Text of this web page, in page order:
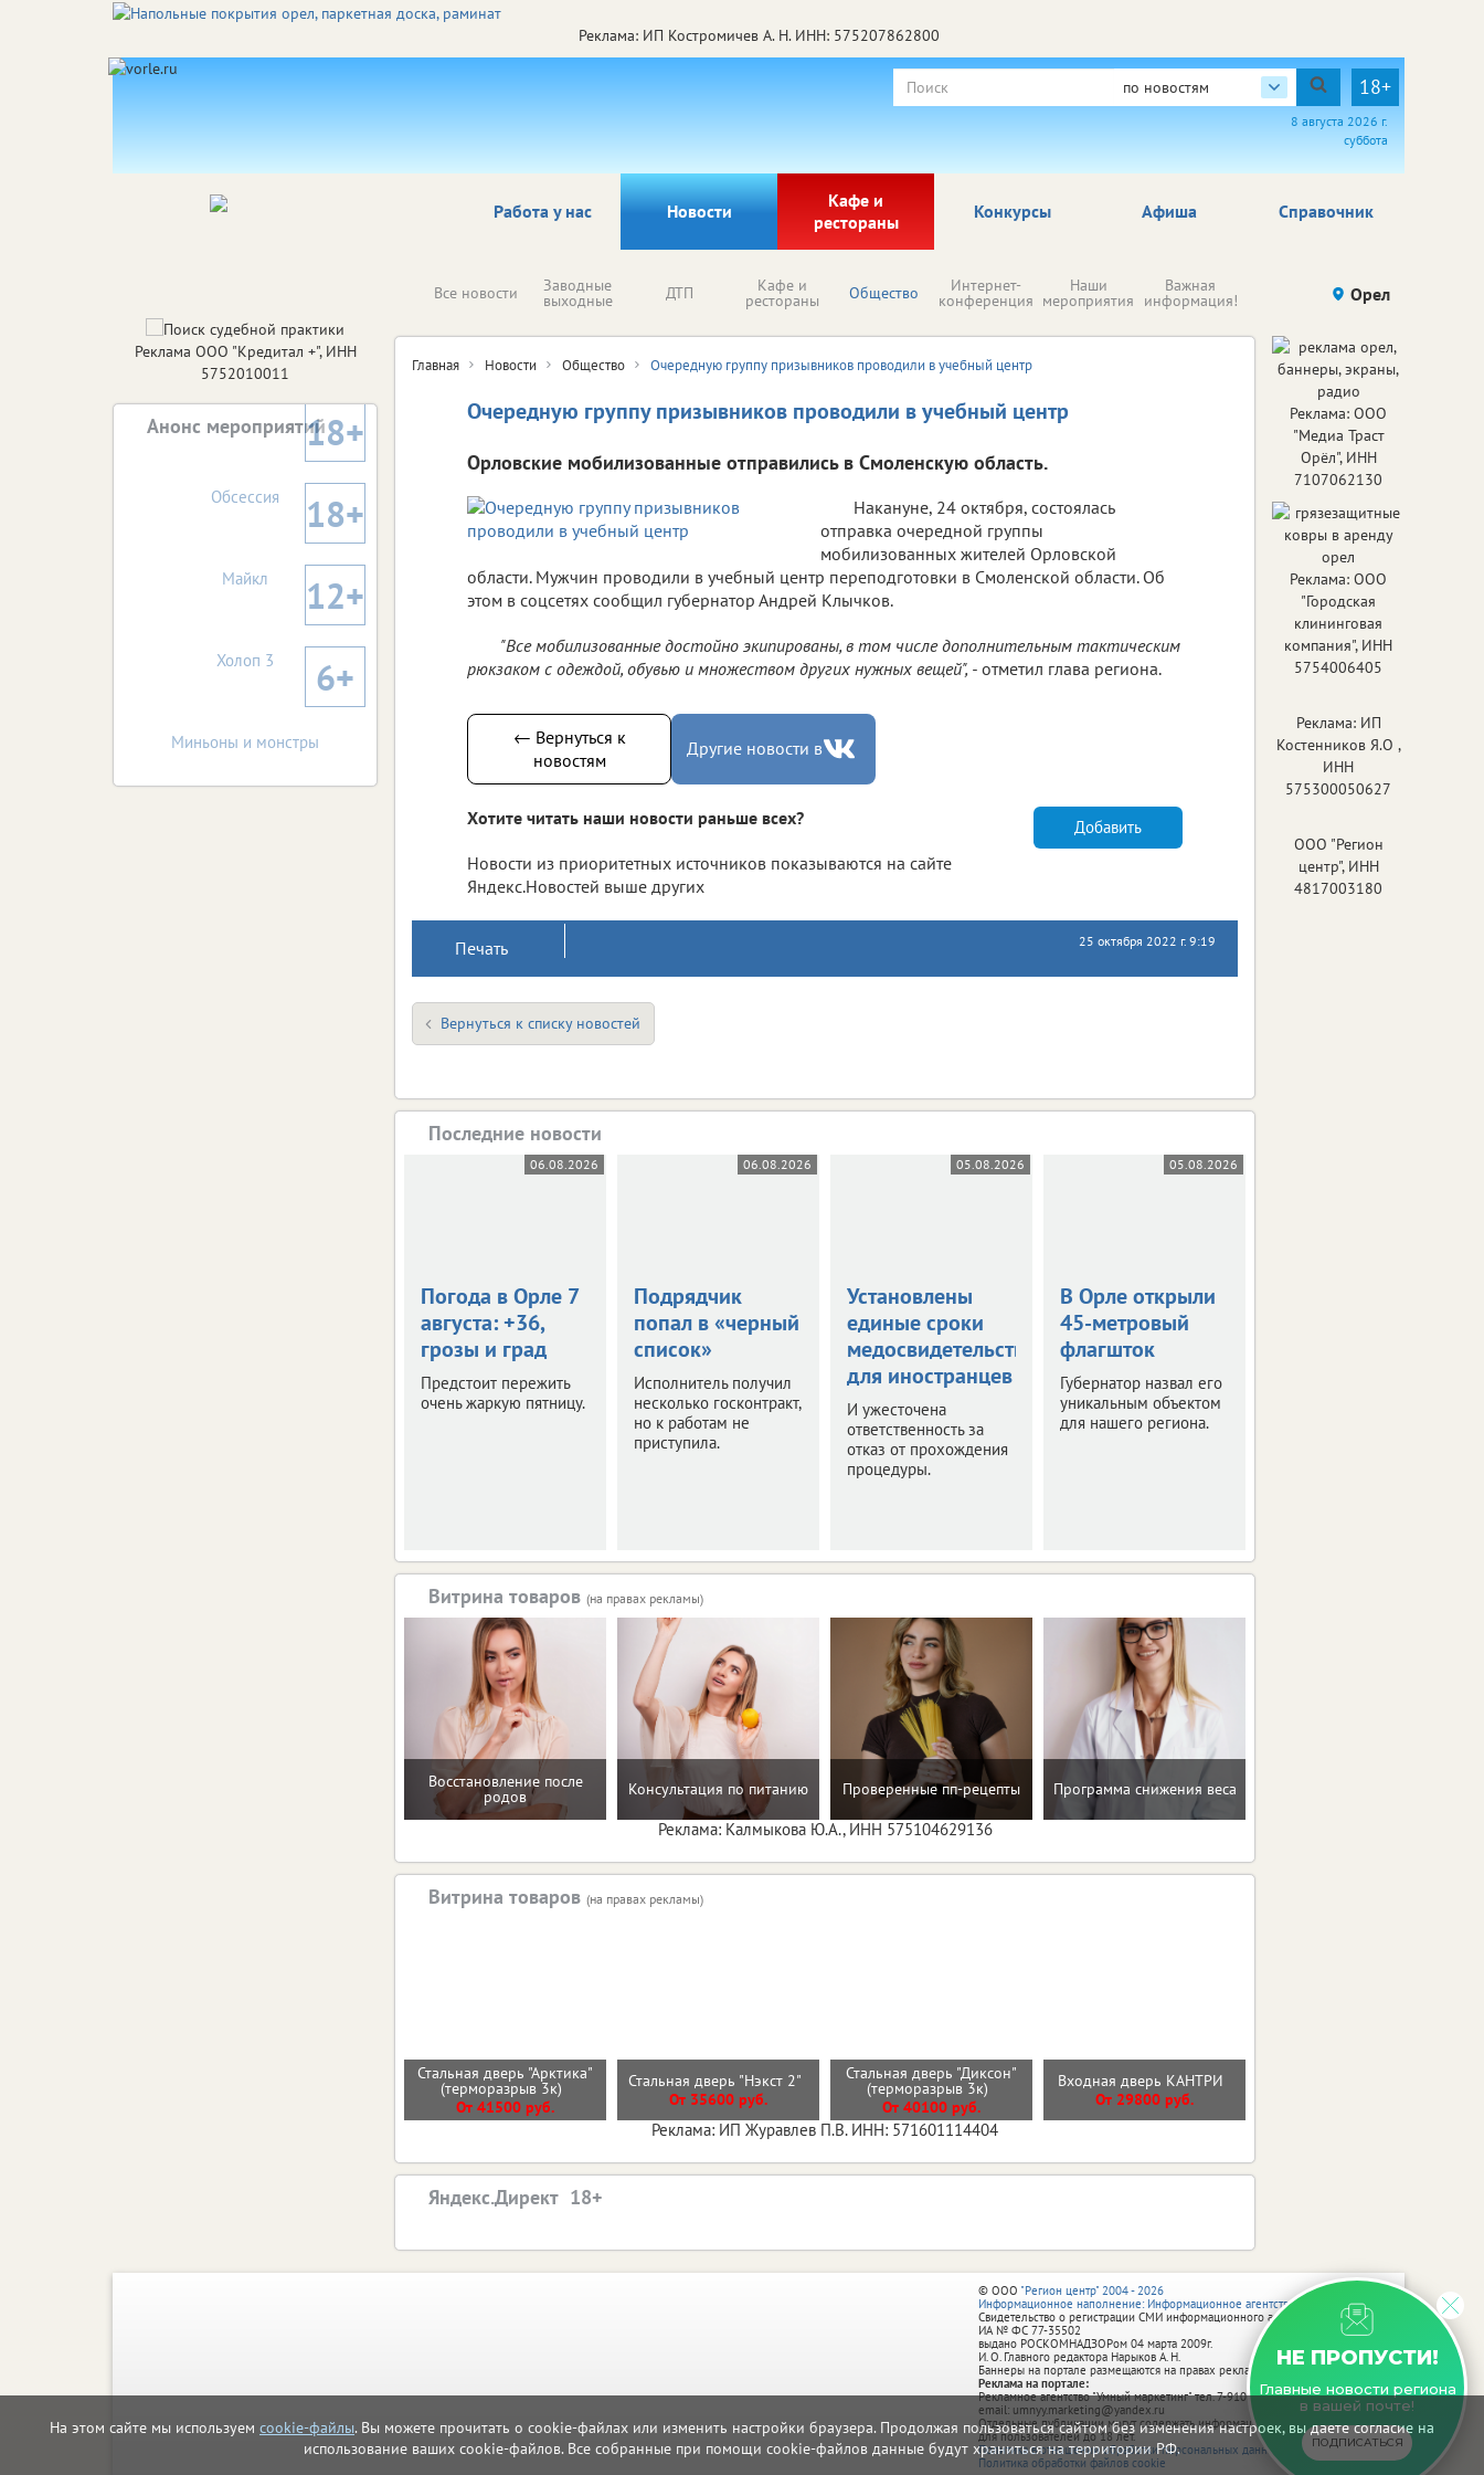
На этом сайте мы используем cookie-файлы. Вы можете прочитать о cookie-файлах или изменить настройки браузера. Продолжая пользоваться сайтом без изменения настроек, вы даете согласие на
использование ваших cookie-файлов. Все собранные при помощи cookie-файлов данные будут храниться на территории РФ.
Реклама: ИП Костромичев А. Н. ИНН: 575207862800
по новостям 18+
8 августа 2026 г.
суббота
Работа у нас Новости
Кафе и
рестораны
Афиша Справочник
Конкурсы
Все новости Заводные
выходные ДТП Кафе и
рестораны Общество Интернет-
конференция
Наши
мероприятия
Важная
информация! Происшествия Здоровье
Орел
Главная Новости Общество Очередную группу призывников проводили в учебный центр
Очередную группу призывников проводили в учебный центр
Орловские мобилизованные отправились в Смоленскую область.
Накануне, 24 октября, состоялась
отправка очередной группы
мобилизованных жителей Орловской
области. Мужчин проводили в учебный центр переподготовки в Смоленской области. Об
этом в соцсетях сообщил губернатор Андрей Клычков.
"Все мобилизованные достойно экипированы, в том числе дополнительным тактическим
рюкзаком с одеждой, обувью и множеством других нужных вещей", - отметил глава региона.
← Вернуться к
новостям
Другие новости в
Хотите читать наши новости раньше всех?
Новости из приоритетных источников показываются на сайте
Яндекс.Новостей выше других
Добавить
Печать 25 октября 2022 г. 9:19
Вернуться к списку новостей
Последние новости
06.08.2026
Погода в Орле 7
августа: +36,
грозы и град
Предстоит пережить
очень жаркую пятницу.
06.08.2026
Подрядчик
попал в «черный
список»
Исполнитель получил
несколько госконтракт,
но к работам не
приступила.
05.08.2026
Установлены
единые сроки
медосвидетельствования
для иностранцев
И ужесточена
ответственность за
отказ от прохождения
процедуры.
05.08.2026
В Орле открыли
45-метровый
флагшток
Губернатор назвал его
уникальным объектом
для нашего региона.
Витрина товаров (на правах рекламы)
Восстановление после
родов Консультация по питанию Проверенные пп-рецепты Программа снижения веса
Реклама: Калмыкова Ю.А., ИНН 575104629136
Витрина товаров (на правах рекламы)
Стальная дверь "Арктика"
(терморазрыв 3к)
От 41500 руб.
Стальная дверь "Нэкст 2"
От 35600 руб.
Стальная дверь "Диксон"
(терморазрыв 3к)
От 40100 руб.
Входная дверь КАНТРИ
От 29800 руб.
Реклама: ИП Журавлев П.В. ИНН: 571601114404
Яндекс.Директ
Реклама ООО "Кредитал +", ИНН
5752010011
Анонс мероприятий18+
Обсессия 18+
Майкл 12+
Холоп 3 6+
Миньоны и монстры
Реклама: ООО
"Медиа Траст
Орёл", ИНН
7107062130
Реклама: ООО
"Городская
клининговая
компания", ИНН
5754006405
Реклама: ИП
Костенников Я.О ,
ИНН
575300050627
ООО "Регион
центр", ИНН
4817003180
НЕ ПРОПУСТИ!
Главные новости региона
в вашей почте!
ПОДПИСАТЬСЯ
© ООО "Регион центр" 2004 - 2026
Информационное наполнение: Информационное агентство vRossii.ru
Свидетельство о регистрации СМИ информационного агентства vRossii.ru
ИА № ФС 77‑35502
выдано РОСКОМНАДЗОРом 04 марта 2009г.
И. О. Главного редактора Нарыков А. Н.
Баннеры на портале размещаются на правах рекламы.
Реклама на портале:
Рекламное агентство "Умный маркетинг" тел. 7-910-267-70-40,
email: umnyy.marketing@yandex.ru
Отдельные публикации могут содержать информацию, не предназначенную
для пользователей до 18 лет.
Политика в отношении обработки персональных данных
Политика обработки файлов cookie